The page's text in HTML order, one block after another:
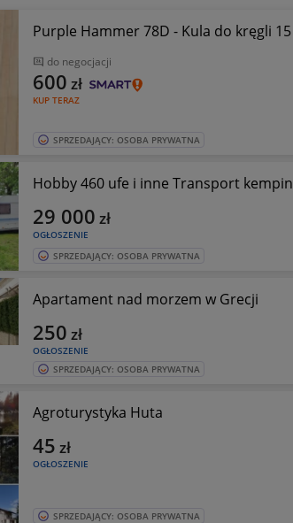
Purple Hammer 78D - Kula do kręgli
do negocjacji
KUP TERAZ
600 zł
SPRZEDAJĄCY: OSOBA PRYWATNA
Hobby 460 ufe i inne Transport
OGŁOSZENIE
29 000 zł
SPRZEDAJĄCY: OSOBA PRYWATNA
Apartament nad morzem w Grecji
OGŁOSZENIE
250 zł
SPRZEDAJĄCY: OSOBA PRYWATNA
Agroturystyka Huta
OGŁOSZENIE
45 zł
SPRZEDAJĄCY: OSOBA PRYWATNA